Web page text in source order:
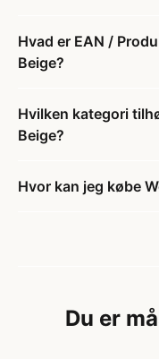
Hvad er EAN /
Beige?
Hvilken kategori
Beige?
Hvor kan jeg købe
Du er